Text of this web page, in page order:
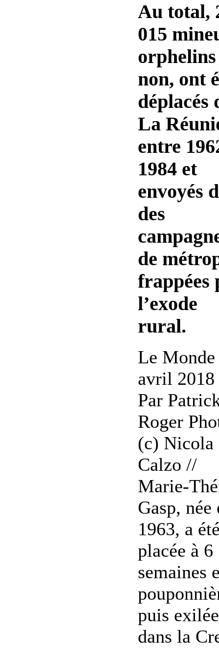
Au total,
015
non, ont
déplacés
La
entre
1984 et
envoyés
des
de
frappées
l’exode
rural.
Le
avril 2018
Par
Roger
(c) Nicola
Calzo //
Marie-
Gasp, née
1963, a
placée à 6
semaines
puis exilée
dans la